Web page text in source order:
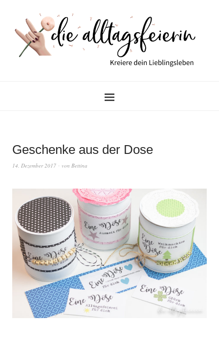
Geschenke aus der Dose
14. Dezember 2017 von Bettina